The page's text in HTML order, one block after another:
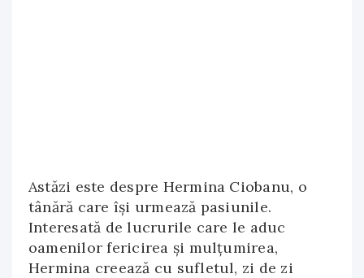
Astăzi este despre Hermina Ciobanu, o
tânără care își urmează pasiunile.
Interesată de lucrurile care le aduc
oamenilor fericirea și mulțumirea,
Hermina creează cu sufletul, zi de zi